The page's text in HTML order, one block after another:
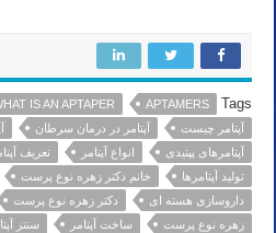
Tags
APTAMERS
IS AN APTAPER
آپتامر چیست
آپتامر در درمان سرطان
آپتامرهای پپتیدی
انواع آپتامر تعریف
تولید آپتامرها
خانم دکتر زهره نوع پرست
داروسازی هسته ای
دکتر زهره نوع پرست
زهره نوع پرست
ساخت آپتامر سنتز